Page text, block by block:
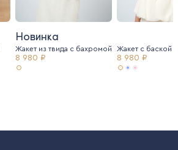
Новинка
Жакет из твида c бахромой
8 980 ₽
Жакет с баской
8 980 ₽